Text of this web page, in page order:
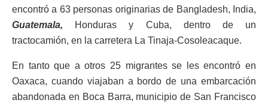
encontró a 63 personas originarias de Bangladesh, India,
Guatemala,
Honduras y Cuba, dentro de un
tractocamión, en la carretera La Tinaja-Cosoleacaque.
En tanto que a otros 25 migrantes se les encontró en
Oaxaca, cuando viajaban a bordo de una embarcación
abandonada en Boca Barra, municipio de San Francisco